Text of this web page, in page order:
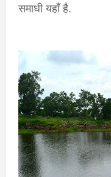
समाधी यहाँ है.